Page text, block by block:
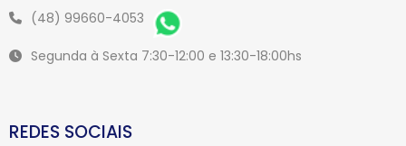
(48) 99660-4053
Segunda à Sexta 7:30-12:00 e 13:30-18:00hs
REDES SOCIAIS